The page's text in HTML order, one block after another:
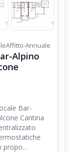
Affitto-Annuale
Alpino
Bar-
Cantina
propo…